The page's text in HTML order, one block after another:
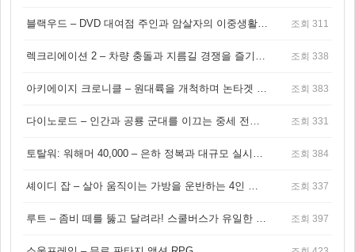
블랙우드 – DVD 대여점 주인과 암살자의 이중생활을 그린 3인칭 액션 스릴러 게임 조회 311
렉크리에이션 2 – 차량 충돌과 지름길 경쟁을 즐기는 오픈월드 아케이드 레이싱 게임 조회 338
아키에이지 크로니클 – 원대륙을 개척하며 논타겟 전투를 즐기는 오픈월드 MMORPG 조회 383
다이노로드 – 인간과 공룡 군대를 이끄는 중세 전략 액션 RPG 조회 331
토탈워: 워해머 40,000 – 은하 정복과 대규모 실시간 전투가 결합된 전략 게임! 조회 384
셰이디 잡 – 살아 움직이는 가방을 운반하는 4인 협동 물리 어드벤처 게임 조회 337
루트 – 좀비 떼를 뚫고 달려라! 스쿨버스가 유일한 집이 되는 4인 협동 생존 게임 조회 397